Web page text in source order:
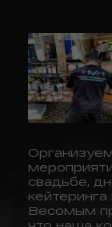
свадьбе,
Весомым